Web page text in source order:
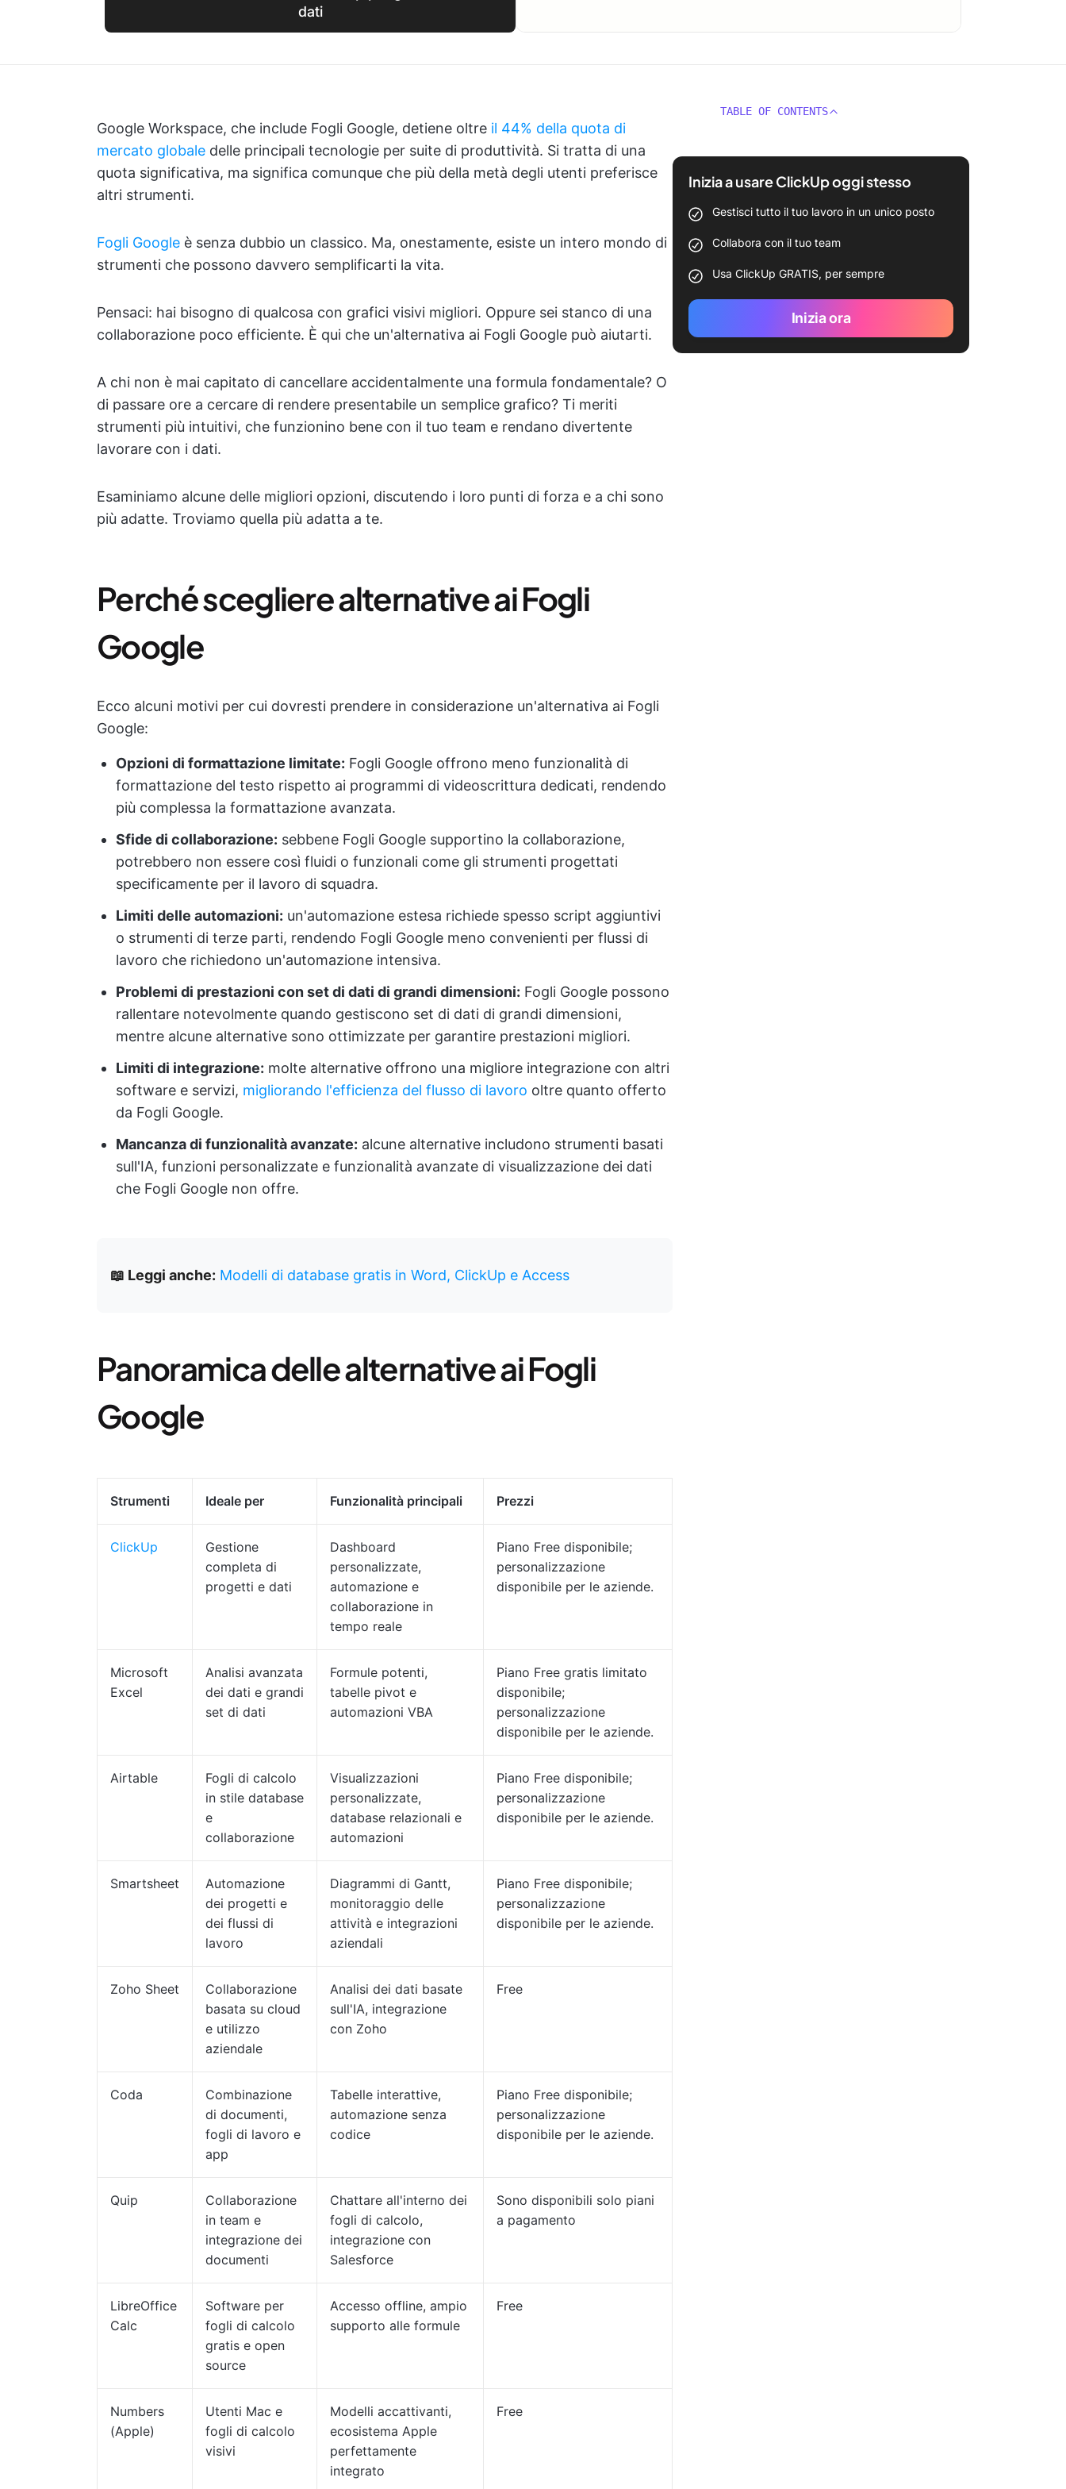
dati
Google Workspace, che include Fogli Google, detiene oltre il 44% della quota di
mercato globale delle principali tecnologie per suite di produttività. Si tratta di una
quota significativa, ma significa comunque che più della metà degli utenti preferisce
altri strumenti.
Fogli Google è senza dubbio un classico. Ma, onestamente, esiste un intero mondo di
strumenti che possono davvero semplificarti la vita.
Pensaci: hai bisogno di qualcosa con grafici visivi migliori. Oppure sei stanco di una
collaborazione poco efficiente. È qui che un'alternativa ai Fogli Google può aiutarti.
A chi non è mai capitato di cancellare accidentalmente una formula fondamentale? O
di passare ore a cercare di rendere presentabile un semplice grafico? Ti meriti
strumenti più intuitivi, che funzionino bene con il tuo team e rendano divertente
lavorare con i dati.
Esaminiamo alcune delle migliori opzioni, discutendo i loro punti di forza e a chi sono
più adatte. Troviamo quella più adatta a te.
Perché scegliere alternative ai Fogli
Google
Ecco alcuni motivi per cui dovresti prendere in considerazione un'alternativa ai Fogli
Google:
Opzioni di formattazione limitate: Fogli Google offrono meno funzionalità di
formattazione del testo rispetto ai programmi di videoscrittura dedicati, rendendo
più complessa la formattazione avanzata.
Sfide di collaborazione: sebbene Fogli Google supportino la collaborazione,
potrebbero non essere così fluidi o funzionali come gli strumenti progettati
specificamente per il lavoro di squadra.
Limiti delle automazioni: un'automazione estesa richiede spesso script aggiuntivi
o strumenti di terze parti, rendendo Fogli Google meno convenienti per flussi di
lavoro che richiedono un'automazione intensiva.
Problemi di prestazioni con set di dati di grandi dimensioni: Fogli Google possono
rallentare notevolmente quando gestiscono set di dati di grandi dimensioni,
mentre alcune alternative sono ottimizzate per garantire prestazioni migliori.
Limiti di integrazione: molte alternative offrono una migliore integrazione con altri
software e servizi, migliorando l'efficienza del flusso di lavoro oltre quanto offerto
da Fogli Google.
Mancanza di funzionalità avanzate: alcune alternative includono strumenti basati
sull'IA, funzioni personalizzate e funzionalità avanzate di visualizzazione dei dati
che Fogli Google non offre.
📖 Leggi anche: Modelli di database gratis in Word, ClickUp e Access
Panoramica delle alternative ai Fogli
Google
Strumenti Ideale per Funzionalità principali Prezzi
ClickUp
Gestione
completa di
progetti e dati
Dashboard
personalizzate,
automazione e
collaborazione in
tempo reale
Piano Free disponibile;
personalizzazione
disponibile per le aziende.
Microsoft
Excel
Analisi avanzata
dei dati e grandi
set di dati
Formule potenti,
tabelle pivot e
automazioni VBA
Piano Free gratis limitato
disponibile;
personalizzazione
disponibile per le aziende.
Airtable
Fogli di calcolo
in stile database
e
collaborazione
Visualizzazioni
personalizzate,
database relazionali e
automazioni
Piano Free disponibile;
personalizzazione
disponibile per le aziende.
Smartsheet
Automazione
dei progetti e
dei flussi di
lavoro
Diagrammi di Gantt,
monitoraggio delle
attività e integrazioni
aziendali
Piano Free disponibile;
personalizzazione
disponibile per le aziende.
Zoho Sheet
Collaborazione
basata su cloud
e utilizzo
aziendale
Analisi dei dati basate
sull'IA, integrazione
con Zoho
Free
Coda
Combinazione
di documenti,
fogli di lavoro e
app
Tabelle interattive,
automazione senza
codice
Piano Free disponibile;
personalizzazione
disponibile per le aziende.
Quip
Collaborazione
in team e
integrazione dei
documenti
Chattare all'interno dei
fogli di calcolo,
integrazione con
Salesforce
Sono disponibili solo piani
a pagamento
LibreOffice
Calc
Software per
fogli di calcolo
gratis e open
source
Accesso offline, ampio
supporto alle formule
Free
Numbers
(Apple)
Utenti Mac e
fogli di calcolo
visivi
Modelli accattivanti,
ecosistema Apple
perfettamente
integrato
Free
TABLE OF CONTENTS
Inizia a usare ClickUp oggi stesso
Gestisci tutto il tuo lavoro in un unico posto
Collabora con il tuo team
Usa ClickUp GRATIS, per sempre
Inizia ora